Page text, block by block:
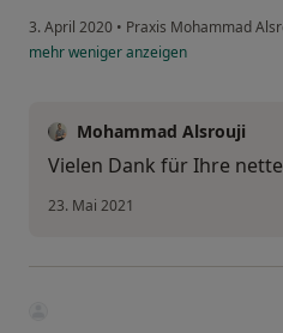
3. April 2020 • Praxis Mohammad
mehrwenigeranzeigen
Mohammad Alsrouji
Vielen Dank für Ihre
23. Mai 2021